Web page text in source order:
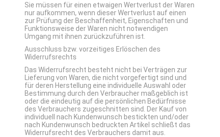
Sie müssen für einen etwaigen Wertverlust der Waren
nur aufkommen, wenn dieser Wertverlust auf einen
zur Prüfung der Beschaffenheit, Eigenschaften und
Funktionsweise der Waren nicht notwendigen
Umgang mit ihnen zurückzuführen ist.
Ausschluss bzw. vorzeitiges Erlöschen des
Widerrufsrechts
Das Widerrufsrecht besteht nicht bei Verträgen zur
Lieferung von Waren, die nicht vorgefertigt sind und
für deren Herstellung eine individuelle Auswahl oder
Bestimmung durch den Verbraucher maßgeblich ist
oder die eindeutig auf die persönlichen Bedürfnisse
des Verbrauchers zugeschnitten sind. Der Kauf von
individuell nach Kundenwunsch bestickten und/oder
nach Kundenwunsch bedruckten Artikel schließt das
Widerrufsrecht des Verbrauchers damit aus.